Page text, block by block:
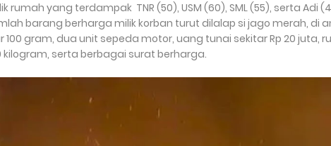
rumah yang terdampak TNR (50), USM (60), SML (55), serta Adi
barang berharga milik korban turut dilalap si jago merah, di
100 gram, dua unit sepeda motor, uang tunai sekitar Rp 20 juta,
kilogram, serta berbagai surat berharga.